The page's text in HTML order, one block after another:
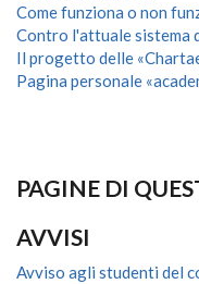
Come funziona o non
Contro l'attuale sistema
Il progetto delle
Pagina personale
PAGINE DI
AVVISI
Avviso agli studenti del